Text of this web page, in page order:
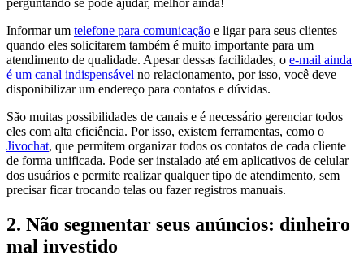
perguntando se pode ajudar, melhor ainda!
Informar um telefone para comunicação e ligar para seus clientes
quando eles solicitarem também é muito importante para um
atendimento de qualidade. Apesar dessas facilidades, o e-mail ainda
é um canal indispensável no relacionamento, por isso, você deve
disponibilizar um endereço para contatos e dúvidas.
São muitas possibilidades de canais e é necessário gerenciar todos
eles com alta eficiência. Por isso, existem ferramentas, como o
Jivochat, que permitem organizar todos os contatos de cada cliente
de forma unificada. Pode ser instalado até em aplicativos de celular
dos usuários e permite realizar qualquer tipo de atendimento, sem
precisar ficar trocando telas ou fazer registros manuais.
2. Não segmentar seus anúncios: dinheiro
mal investido